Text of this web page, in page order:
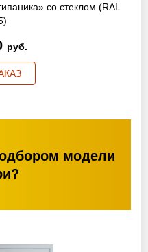
со стеклом (RAL
руб.
модели